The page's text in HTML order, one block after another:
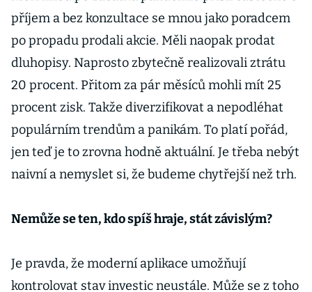
příjem a bez konzultace se mnou jako poradcem
po propadu prodali akcie. Měli naopak prodat
dluhopisy. Naprosto zbytečně realizovali ztrátu
20 procent. Přitom za pár měsíců mohli mít 25
procent zisk. Takže diverzifikovat a nepodléhat
populárním trendům a panikám. To platí pořád,
jen teď je to zrovna hodně aktuální. Je třeba nebýt
naivní a nemyslet si, že budeme chytřejší než trh.
Nemůže se ten, kdo spíš hraje, stát závislým?
Je pravda, že moderní aplikace umožňují
kontrolovat stav investic neustále. Může se z toho